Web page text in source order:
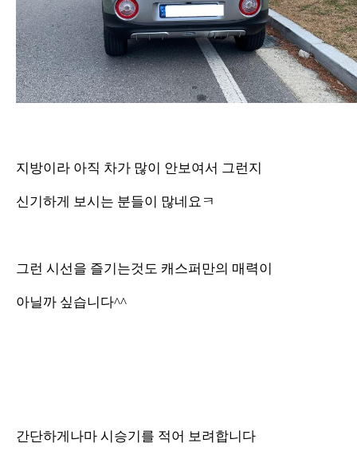
지방이라 아직 차가 많이 안보여서 그런지
신기하게 보시는 분들이 많네요ㅋ
그런 시선을 즐기는것도 캐스퍼만의 매력이
아닐까 싶습니다^^
간단하게나마 시승기를 적어 보려합니다